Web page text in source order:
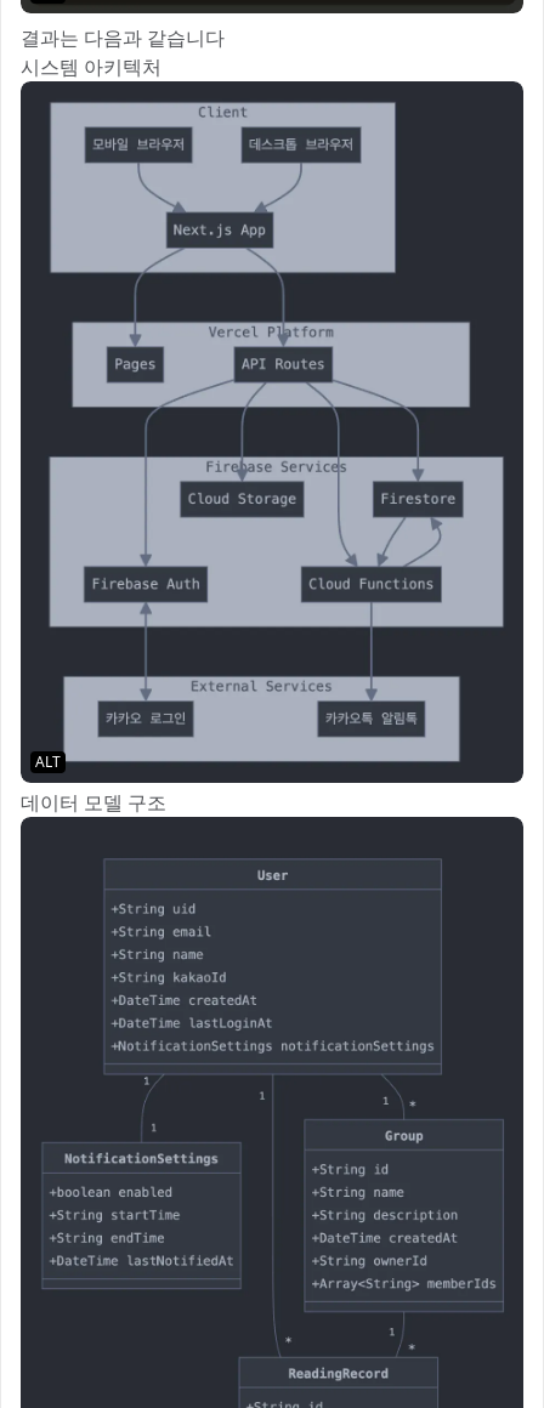
결과는 다음과 같습니다
시스템 아키텍처
ALT
데이터 모델 구조